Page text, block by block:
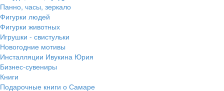
Панно, часы, зеркало
Фигурки людей
Фигурки животных
Игрушки - свистульки
Новогодние мотивы
Инсталляции Ивукина Юрия
Бизнес-сувениры
Книги
Подарочные книги о Самаре